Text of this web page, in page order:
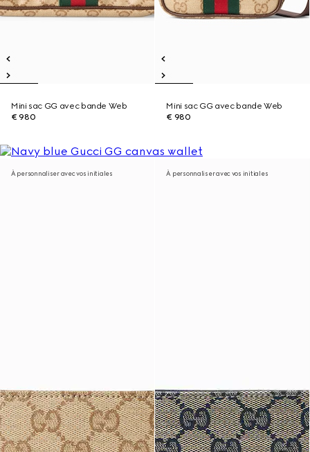
Mini sac GG avec bande Web
€ 980
Mini sac GG avec bande Web
€ 980
À personnaliser avec vos initiales À personnaliser avec vos initiales